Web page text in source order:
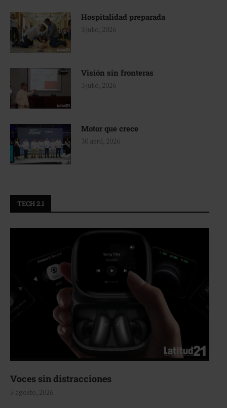
Hospitalidad preparada
3 julio, 2026
Visión sin fronteras
3 julio, 2026
Motor que crece
30 abril, 2026
TECH 2.1
Voces sin distracciones
5 agosto, 2026